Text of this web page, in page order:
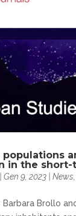
populations
in the
Gen 9, 2023| News
Brollo